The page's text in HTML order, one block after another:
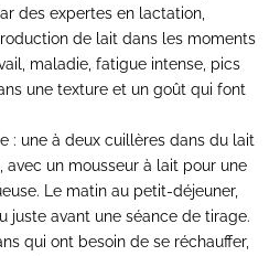
des expertes en lactation,
de lait dans les moments
maladie, fatigue intense, pics
une texture et un goût qui font
: une à deux cuillères dans du lait
avec un mousseur à lait pour une
Le matin au petit-déjeuner,
juste avant une séance de tirage.
qui ont besoin de se réchauffer,